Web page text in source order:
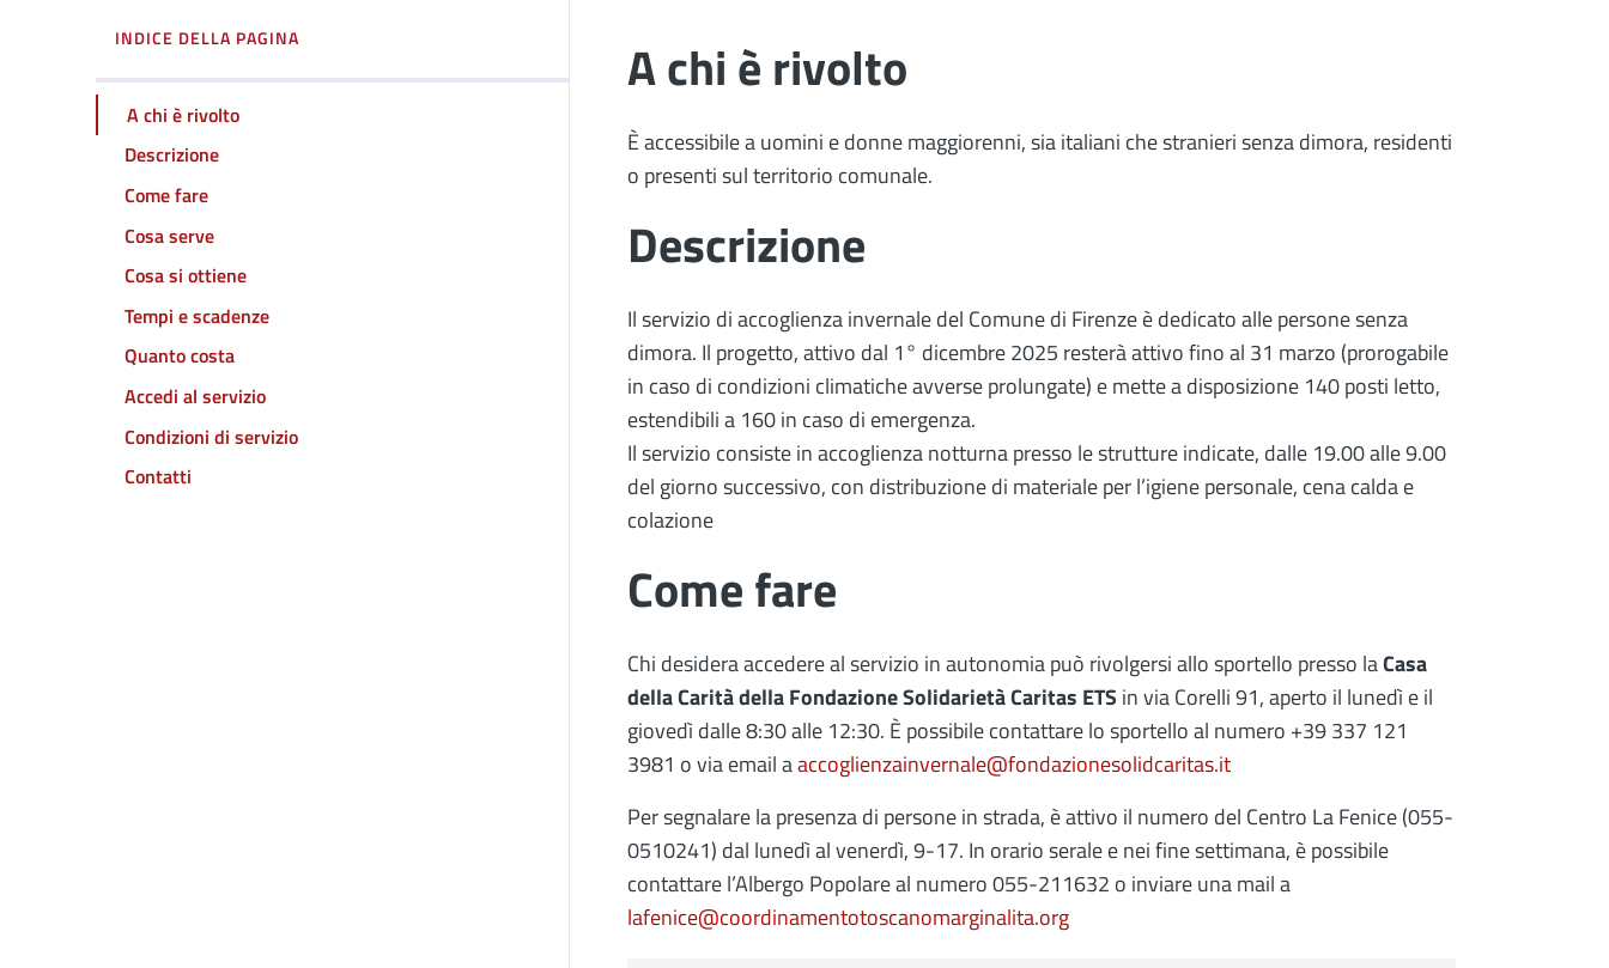
INDICE DELLA PAGINA
A chi è rivolto
Descrizione
Come fare
Cosa serve
Cosa si ottiene
Tempi e scadenze
Quanto costa
Accedi al servizio
Condizioni di servizio
Contatti
A chi è rivolto
È accessibile a uomini e donne maggiorenni, sia italiani che stranieri senza dimora, residenti
o presenti sul territorio comunale.
Descrizione
Il servizio di accoglienza invernale del Comune di Firenze è dedicato alle persone senza
dimora. Il progetto, attivo dal 1° dicembre 2025 resterà attivo fino al 31 marzo (prorogabile
in caso di condizioni climatiche avverse prolungate) e mette a disposizione 140 posti letto,
estendibili a 160 in caso di emergenza.
Il servizio consiste in accoglienza notturna presso le strutture indicate, dalle 19.00 alle 9.00
del giorno successivo, con distribuzione di materiale per l’igiene personale, cena calda e
colazione
Come fare
Chi desidera accedere al servizio in autonomia può rivolgersi allo sportello presso laCasa
della Carità della Fondazione Solidarietà Caritas ETS in via Corelli 91, aperto il lunedì e il
giovedì dalle 8:30 alle 12:30. È possibile contattare lo sportello al numero +39 337 121
3981 o via email aaccoglienzainvernale@fondazionesolidcaritas.it
Per segnalare la presenza di persone in strada, è attivo il numero del Centro La Fenice (055-
0510241) dal lunedì al venerdì, 9-17. In orario serale e nei fine settimana, è possibile
contattare l’Albergo Popolare al numero 055-211632 o inviare una mail a
lafenice@coordinamentotoscanomarginalita.org